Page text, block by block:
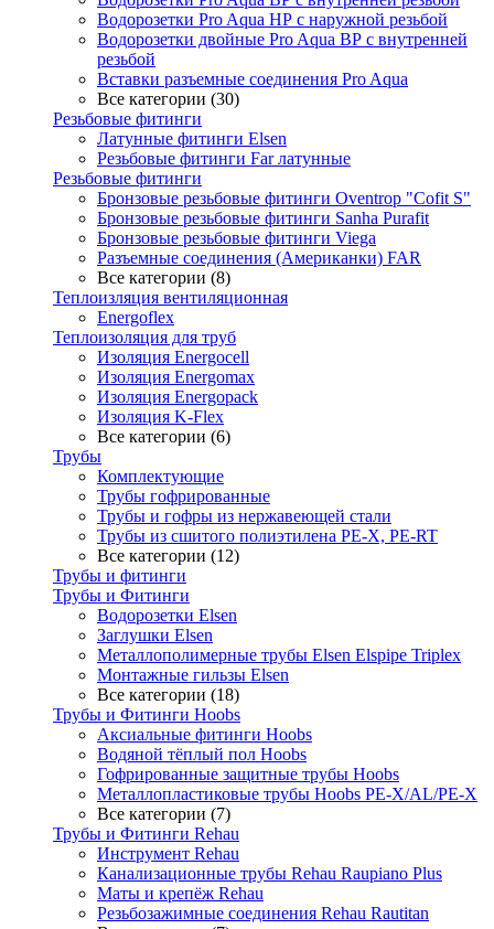
Водорозетки Pro Aqua НР с наружной резьбой
Водорозетки двойные Pro Aqua ВР с внутренней
резьбой
Вставки разъемные соединения Pro Aqua
Все категории (30)
Резьбовые фитинги
Латунные фитинги Elsen
Резьбовые фитинги Far латунные
Резьбовые фитинги
Бронзовые резьбовые фитинги Oventrop "Cofit S"
Бронзовые резьбовые фитинги Sanha Purafit
Бронзовые резьбовые фитинги Viega
Разъемные соединения (Американки) FAR
Все категории (8)
Теплоизляция вентиляционная
Energoflex
Теплоизоляция для труб
Изоляция Energocell
Изоляция Energomax
Изоляция Energopack
Изоляция K-Flex
Все категории (6)
Трубы
Комплектующие
Трубы гофрированные
Трубы и гофры из нержавеющей стали
Трубы из сшитого полиэтилена PE-X, PE-RT
Все категории (12)
Трубы и фитинги
Трубы и Фитинги
Водорозетки Elsen
Заглушки Elsen
Металлополимерные трубы Elsen Elspipe Triplex
Монтажные гильзы Elsen
Все категории (18)
Трубы и Фитинги Hoobs
Аксиальные фитинги Hoobs
Водяной тёплый пол Hoobs
Гофрированные защитные трубы Hoobs
Металлопластиковые трубы Hoobs PE-X/AL/PE-X
Все категории (7)
Трубы и Фитинги Rehau
Инструмент Rehau
Канализационные трубы Rehau Raupiano Plus
Маты и крепёж Rehau
Резьбозажимные соединения Rehau Rautitan